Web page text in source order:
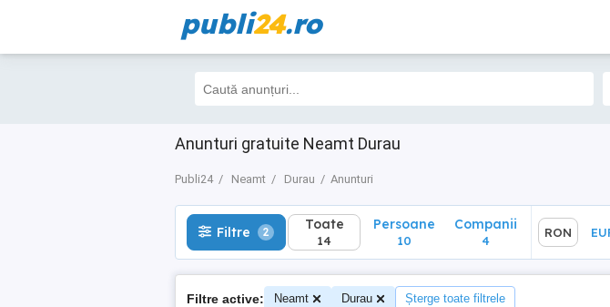
publi24.ro
Anunturi gratuite Neamt Durau
Publi24 Neamt Durau Anunturi
Filtre 2 Toate
14
Filtre 2 Toate
14
Persoane
10
Companii
4
RON
Filtre active: Neamt Durau Șterge toate filtrele